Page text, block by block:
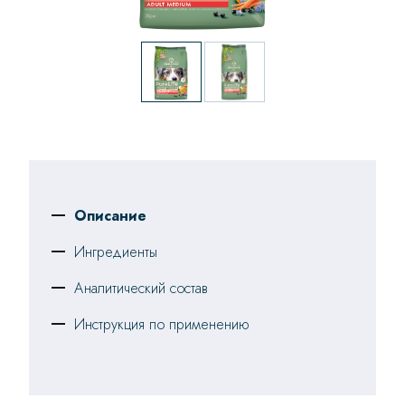
Описание
Ингредиенты
Аналитический состав
Инструкция по применению